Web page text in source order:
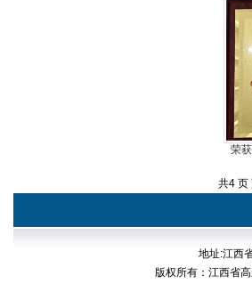
荣
共4 页
地址:江西
版权所有：江西省